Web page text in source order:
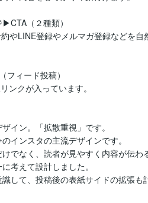
（２種類）
やLINE登録やメルマガ登録などを自
フィード投稿）
ンクが入っています。
イン。「拡散重視」です。
インスタの主流デザインです。
でなく、読者が見やすく内容が伝わる
考えて設計しました。
して、投稿後の表紙サイドの拡張も